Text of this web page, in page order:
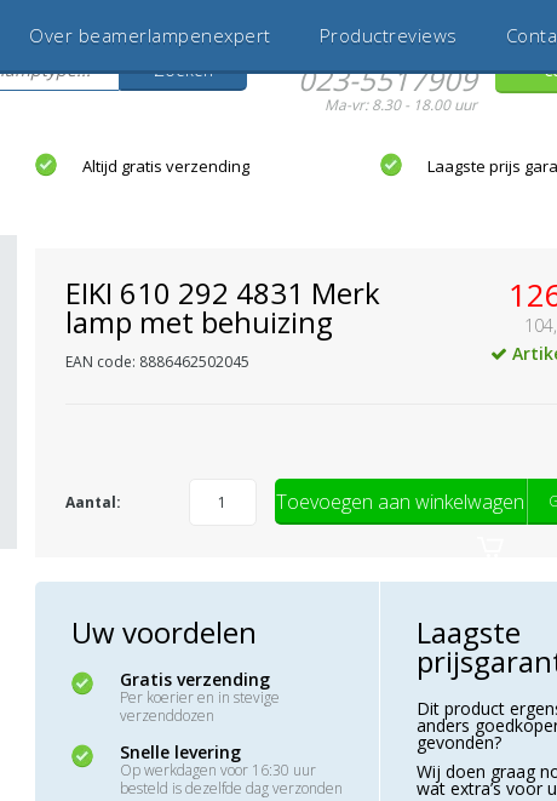
Zoeken
Hulp nodig?
023-5517909
Ma-vr: 8.30 - 18.00 uur
Over beamerlampenexpert Productreviews
Altijd gratis verzending Laagste prijs
EIKI 610 292 4831 Merk
lamp met behuizing
EAN code: 8886462502045
Aantal: Toevoegen aan winkelwagen
Uw voordelen
Gratis verzending
Per koerier en in stevige
verzenddozen
Snelle levering
Op werkdagen voor 16:30 uur
besteld is dezelfde dag verzonden
Laagste
Dit product
anders
gevonden?
Wij doen graag
wat extra’s voor